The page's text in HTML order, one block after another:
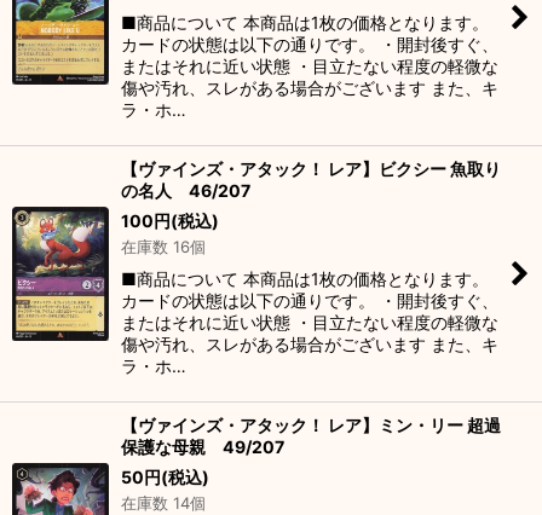
■商品について 本商品は1枚の価格となります。
カードの状態は以下の通りです。 ・開封後すぐ、
またはそれに近い状態 ・目立たない程度の軽微な
傷や汚れ、スレがある場合がございます また、キ
ラ・ホ…
【ヴァインズ・アタック！ レア】ビクシー 魚取り
の名人 46/207
100円(税込)
在庫数 16個
■商品について 本商品は1枚の価格となります。
カードの状態は以下の通りです。 ・開封後すぐ、
またはそれに近い状態 ・目立たない程度の軽微な
傷や汚れ、スレがある場合がございます また、キ
ラ・ホ…
【ヴァインズ・アタック！ レア】ミン・リー 超過
保護な母親 49/207
50円(税込)
在庫数 14個